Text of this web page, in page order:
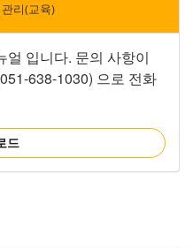
리(교육)
입니다. 문의 사항이
638-1030) 으로 전화
드